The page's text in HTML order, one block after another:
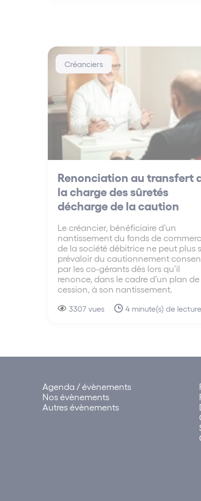
Créanciers
Renonciation au transfert
la charge des sûretés
décharge de la caution
Le créancier, bénéficiaire d’un
nantissement du fonds de
de la société débitrice ne peut plus
prévaloir du cautionnement
par les co-gérants dès lors qu’il
renonce, dans le cadre d’un plan de
cession, à son nantissement.
3307 vues 4 minute(s) de lecture
Agenda / évènements
Nos évènements
Autres évènements